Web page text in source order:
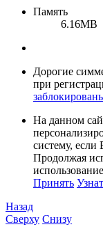
Память
6.16MB
Дорогие
при
На данном
систему, если
Продолжая
Принять
Назад
Сверху Снизу